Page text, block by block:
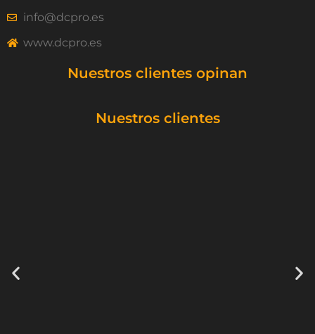
info@dcpro.es
www.dcpro.es
Nuestros clientes opinan
Nuestros clientes